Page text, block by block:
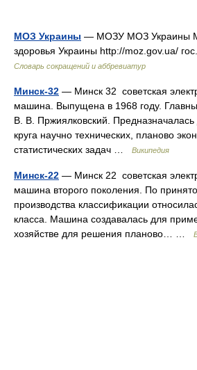
МОЗ Украины — МОЗУ МОЗ Украины
здоровья Украины http://moz.gov.ua/​
Словарь сокращений и аббревиатур
Минск-32 — Минск 32 советская
машина. Выпущена в 1968 году.
В. В. Пржиялковский.
круга научно технических, планово
статистических задач …
Википедия
Минск-22 — Минск 22 советская
машина второго поколения. По
производства классификации
класса. Машина создавалась для
хозяйстве для решения планово… …